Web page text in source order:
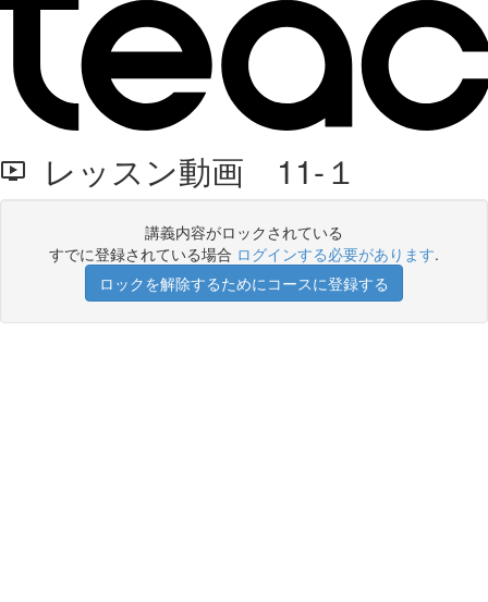
レッスン動画 11-１
講義内容がロックされている
すでに登録されている場合 ログインする必要があります.
ロックを解除するためにコースに登録する